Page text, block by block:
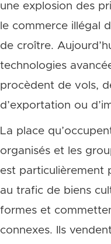
une explosion des
le commerce illégal
de croître.
technologies
procèdent de vols,
d’exportation ou
La place
organisés et les
est particulièrement
au trafic de biens
formes et
connexes. Ils